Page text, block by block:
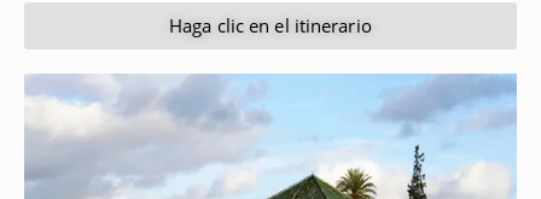
Haga clic en el itinerario